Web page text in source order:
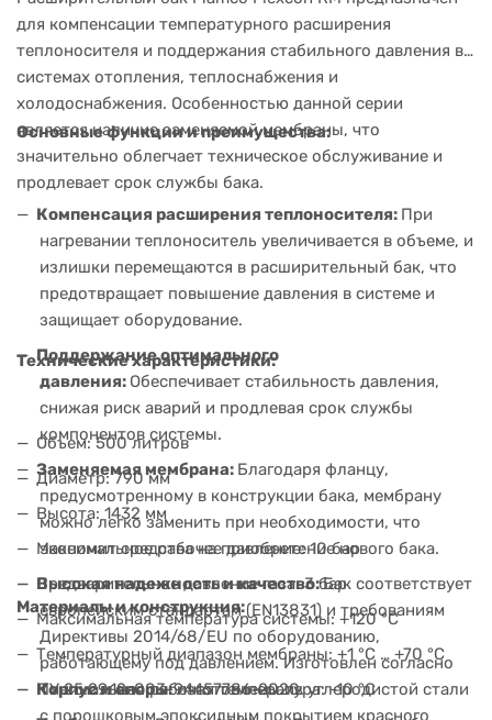
для компенсации температурного расширения
теплоносителя и поддержания стабильного давления в
системах отопления, теплоснабжения и
холодоснабжения. Особенностью данной серии
является наличие заменяемой мембраны, что
значительно облегчает техническое обслуживание и
продлевает срок службы бака.
Основные функции и преимущества:
Компенсация расширения теплоносителя: При
нагревании теплоноситель увеличивается в объеме, и
излишки перемещаются в расширительный бак, что
предотвращает повышение давления в системе и
защищает оборудование.
Поддержание оптимального
давления: Обеспечивает стабильность давления,
снижая риск аварий и продлевая срок службы
компонентов системы.
Заменяемая мембрана: Благодаря фланцу,
предусмотренному в конструкции бака, мембрану
можно легко заменить при необходимости, что
экономит средства на приобретение нового бака.
Высокая надежность и качество:Бак соответствует
европейским стандартам (EN13831) и требованиям
Директивы 2014/68/EU по оборудованию,
работающему под давлением. Изготовлен согласно
ТУ 25.29.12-003-94457786-2020.
Технические характеристики:
Объем: 500 литров
Диаметр: 790 мм
Высота: 1432 мм
Максимальное рабочее давление: 10 бар
Предварительное давление газа: 3 бар
Максимальная температура системы: +120 °C
Температурный диапазон мембраны: +1 °C … +70 °C
Минимальная рабочая температура: -10 °C
Материалы и конструкция:
Корпус и опоры:изготовлены из углеродистой стали
с порошковым эпоксидным покрытием красного